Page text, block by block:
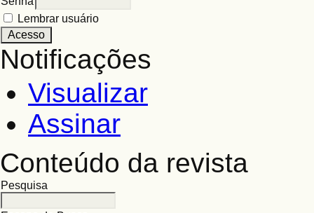
Lembrar usuário
Notificações
Visualizar
Assinar
Conteúdo da revista
Pesquisa